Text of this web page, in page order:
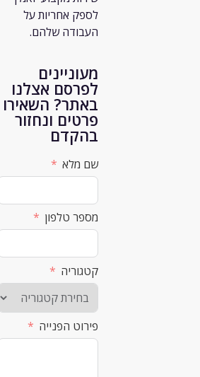
לספק אחריות על
העבודה שלהם.
מעוניינים
לפרסם אצלנו
באתר? השאירו
פרטים ונחזור
בהקדם
שם מלא
מספר טלפון
קטגוריה
פירוט הפנייה